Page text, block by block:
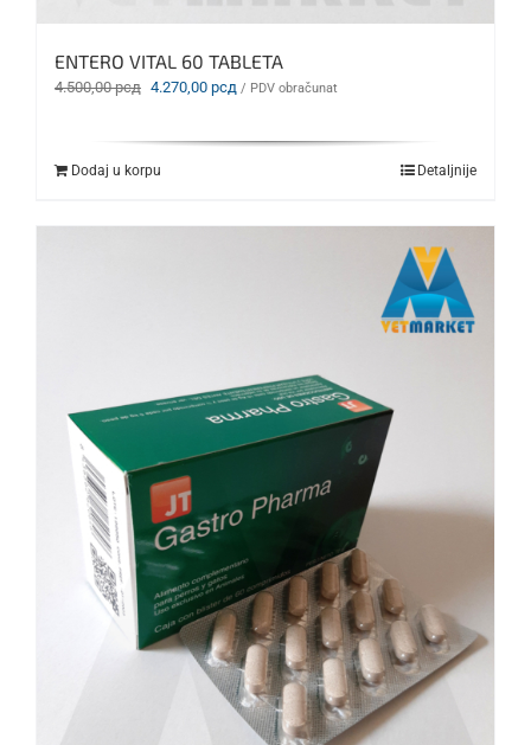
ENTERO VITAL 60 TABLETA
4.500,00рсд Originalna
4.500,00 рсд.
4.270,00 рсд Trenutna
/ PDV obračunat
Dodaj u korpu Detaljnije